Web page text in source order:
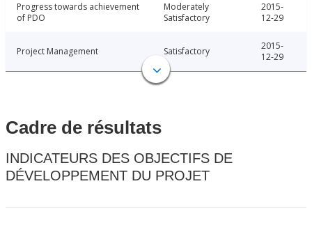
Progress towards achievement
of PDO
Moderately
Satisfactory
2015-
12-29
Project Management Satisfactory
2015-
12-29
Cadre de résultats
INDICATEURS DES OBJECTIFS DE
DÉVELOPPEMENT DU PROJET